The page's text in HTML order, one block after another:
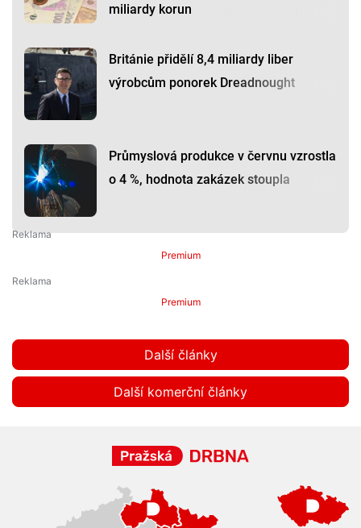
miliardy korun
Británie přidělí 8,4 miliardy liber
výrobcům ponorek Dreadnought
Průmyslová produkce v červnu vzrostla
o 4 %, hodnota zakázek stoupla
Premium
Premium
Další články
Další komerční články